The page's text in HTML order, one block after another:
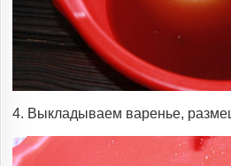
4. Выкладываем варенье,